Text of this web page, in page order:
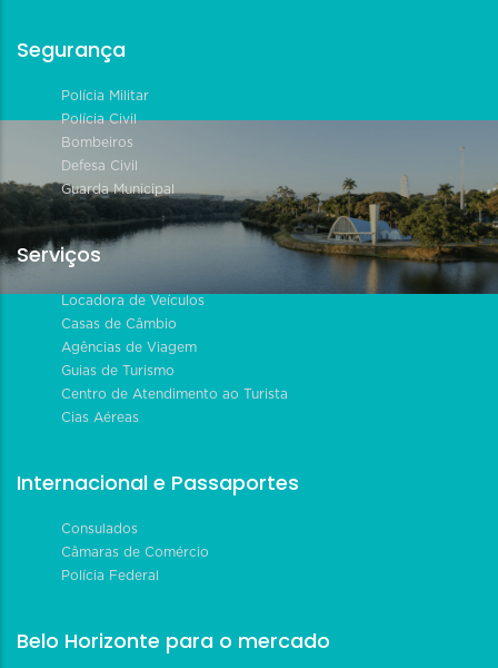
Segurança
Polícia Militar
Polícia Civil
Bombeiros
Defesa Civil
Guarda Municipal
Serviços
Locadora de Veículos
Casas de Câmbio
Agências de Viagem
Guias de Turismo
Centro de Atendimento ao Turista
Cias Aéreas
Internacional e Passaportes
Consulados
Câmaras de Comércio
Polícia Federal
Belo Horizonte para o mercado